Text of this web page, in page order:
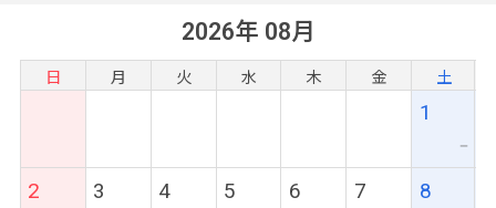
2026年 08月
日 月 火 水 木 金 土
1
ー
2 3 4 5 6 7 8